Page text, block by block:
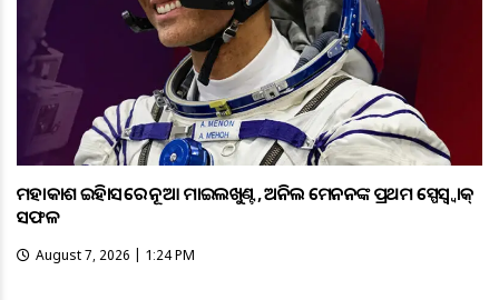
ମହାକାଶ ଇତିହାସରେ ନୂଆ ମାଇଲଖୁଣ୍ଟ, ଅନିଲ ମେନନଙ୍କ ପ୍ରଥମ ସ୍ପେସ୍ୱ୍ୱାକ୍
ସଫଳ
August 7, 2026 | 1:24 PM